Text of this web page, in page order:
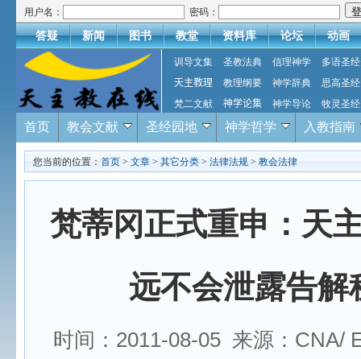
用户名： 密码：
答疑 新闻 图书 教堂 资料库 论坛 动画
训导文集 圣教法典 信理神学
多语圣经
天主教理
教理纲要 神学辞典
思高圣经
梵二文献
神学论集 神学导论 牧灵圣经
首页 教会文献 圣经园地 神学哲学 入教指南
您当前的位置： 首页 > 文章 > 其它分类 > 法律法规 > 教会法律
梵蒂冈正式重申：天
远不会泄露告解
时间：2011-08-05 来源：CNA/